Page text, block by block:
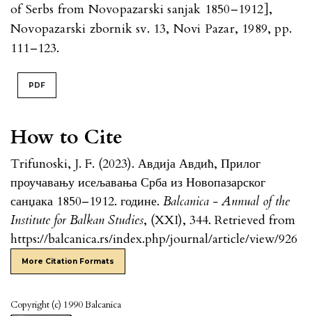
How to Cite
Trifunoski, J. F. (2023). Авдија Авдић, Прилог
проучавању исељавања Срба из Новопазарског
санџака 1850–1912. године. Balcanica - Annual of the
Institute for Balkan Studies, (XXI), 344. Retrieved from
https://balcanica.rs/index.php/journal/article/view/926
More Citation Formats
Copyright (c) 1990 Balcanica
of Serbs from Novopazarski sanjak 1850–1912],
Novopazarski zbornik sv. 13, Novi Pazar, 1989, pp.
111–123.
PDF